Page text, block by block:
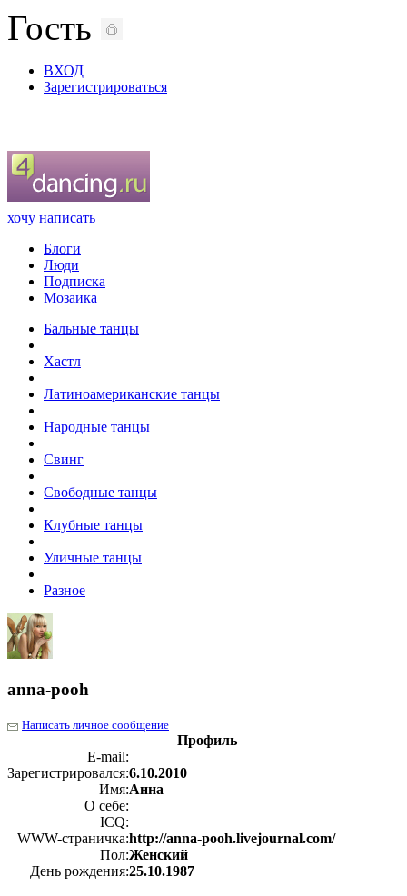
Гость
ВХОД
Зарегистрироваться
хочу написать
Блоги
Люди
Подписка
Мозаика
Бальные танцы
|
Хастл
|
Латиноамериканские танцы
|
Народные танцы
|
Свинг
|
Свободные танцы
|
Клубные танцы
|
Уличные танцы
|
Разное
anna-pooh
Написать личное сообщение
Профиль
E-mail:
Зарегистрировался:6.10.2010
Имя:Анна
О себе:
ICQ:
WWW-страничка:http://anna-pooh.livejournal.com/
Пол:Женский
День рождения:25.10.1987